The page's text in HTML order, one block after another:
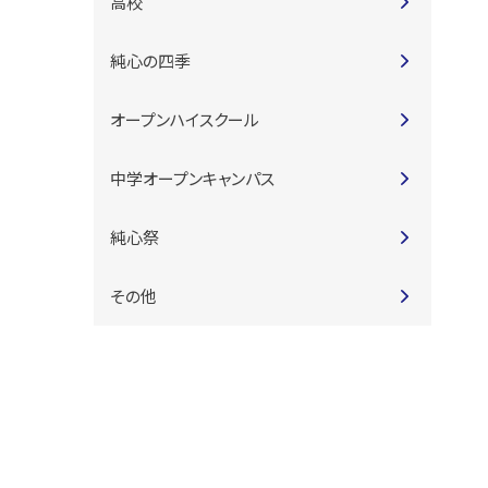
純心の四季
オープンハイスクール
中学オープンキャンパス
純心祭
その他